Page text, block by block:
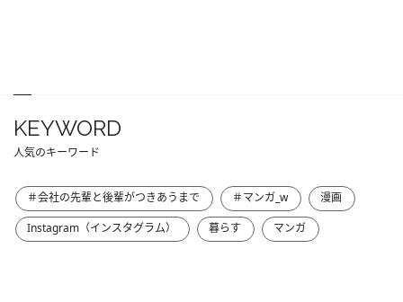
KEYWORD
人気のキーワード
＃会社の先輩と後輩がつきあうまで ＃マンガ_w
漫画
Instagram（インスタグラム）
暮らす マンガ